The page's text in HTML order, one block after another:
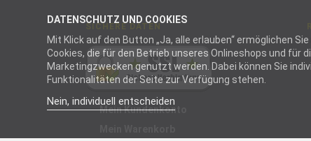
DATENSCHUTZ UND COOKIES
Mit Klick auf den Button „Ja, alle erlauben“ ermöglichen
Cookies, die für den Betrieb unseres Onlineshops und
Marketingzwecken genutzt werden. Dabei können Sie
Funktionalitäten der Seite zur Verfügung stehen.
Nein, individuell entscheiden
SICHERE DATEN
Mein Kundenkonto